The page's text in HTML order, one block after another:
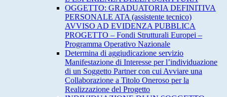
OGGETTO: GRADUATORIA DEFINITIVA
PERSONALE ATA (assistente tecnico)
AVVISO AD EVIDENZA PUBBLICA
PROGETTO – Fondi Strutturali Europei –
Programma Operativo Nazionale
Determina di aggiudicazione servizio
Manifestazione di Interesse per l’individuazione
di un Soggetto Partner con cui Avviare una
Collaborazione a Titolo Oneroso per la
Realizzazione del Progetto